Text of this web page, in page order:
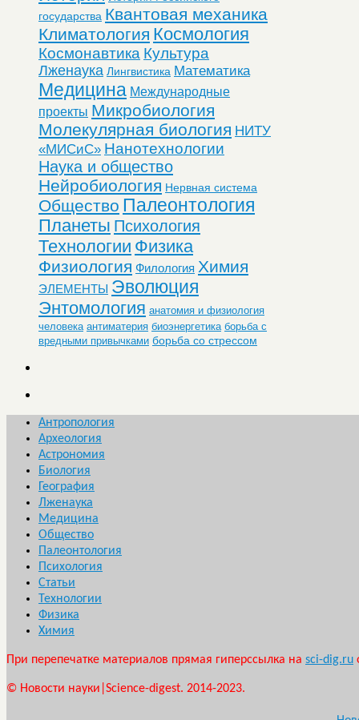
государства Квантовая механика
Климатология Космология
Космонавтика Культура
Лженаука Лингвистика Математика
Медицина Международные
проекты Микробиология
Молекулярная биология НИТУ
«МИСиС» Нанотехнологии
Наука и общество
Нейробиология Нервная система
Общество Палеонтология
Планеты Психология
Технологии Физика
Физиология Филология Химия
ЭЛЕМЕНТЫ Эволюция
Энтомология анатомия и физиология
человека антиматерия биоэнергетика борьба с
вредными привычками борьба со стрессом
Антропология
Археология
Астрономия
Биология
География
Лженаука
Медицина
Общество
Палеонтология
Психология
Статьи
Технологии
Физика
Химия
При перепечатке материалов прямая гиперссылка на sci-dig.ru
© Новости науки|Science-digest. 2014-2023.